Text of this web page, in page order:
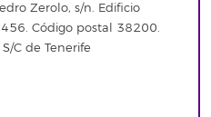
Zerolo, s/n. Edificio
Código postal 38200.
C de Tenerife